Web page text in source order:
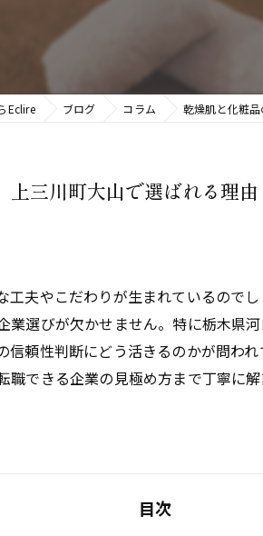
Eclire ブログ コラム 乾燥肌と化粧
三川町大山で選ばれる理
夫やこだわりが生まれているので
選びが欠かせません。特に栃木県
頼性判断にどう活きるのかが問わ
できる企業の見極め方まで丁寧に
目次